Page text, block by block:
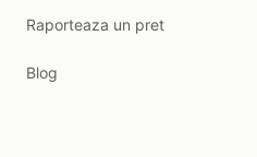
Raporteaza un pret
Blog